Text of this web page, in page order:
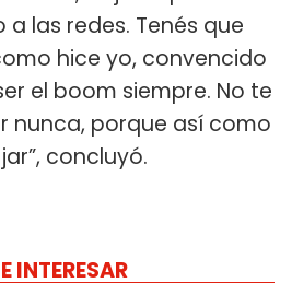
las redes. Tenés que
hice yo, convencido
el boom siempre. No te
nunca, porque así como
concluyó.
INTERESAR